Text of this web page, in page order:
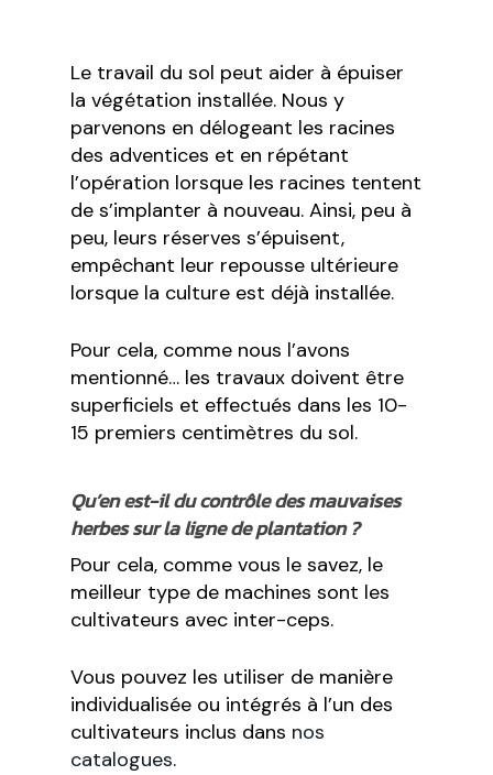
Le travail du sol peut aider à épuiser
la végétation installée. Nous y
parvenons en délogeant les racines
des adventices et en répétant
l’opération lorsque les racines tentent
de s’implanter à nouveau. Ainsi, peu à
peu, leurs réserves s’épuisent,
empêchant leur repousse ultérieure
lorsque la culture est déjà installée.
Pour cela, comme nous l’avons
mentionné… les travaux doivent être
superficiels et effectués dans les 10-
15 premiers centimètres du sol.
Qu’en est-il du contrôle des mauvaises
herbes sur la ligne de plantation ?
Pour cela, comme vous le savez, le
meilleur type de machines sont les
cultivateurs avec inter-ceps.
Vous pouvez les utiliser de manière
individualisée ou intégrés à l’un des
cultivateurs inclus dans nos
catalogues.